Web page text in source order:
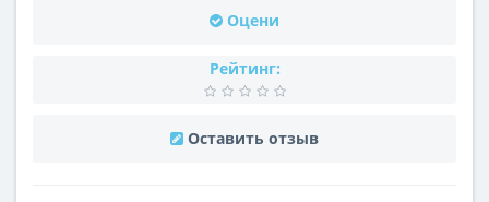
Оцени
Рейтинг:
Оставить отзыв